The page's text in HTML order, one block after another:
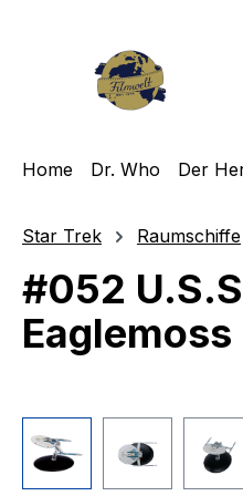
Home Dr. Who Der
Star Trek Raumschiffe
#052
Eaglemoss